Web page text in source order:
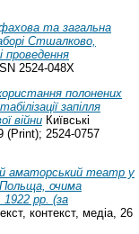
та загальна
Стшалково,
проведення
2524-048X
полонених
запілля
війни Київські
(Print); 2524-0757
аматорський театр у
очима
рр. (за
контекст, медіа, 26